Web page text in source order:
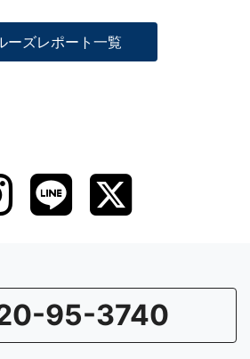
ーズレポート一覧
95-3740